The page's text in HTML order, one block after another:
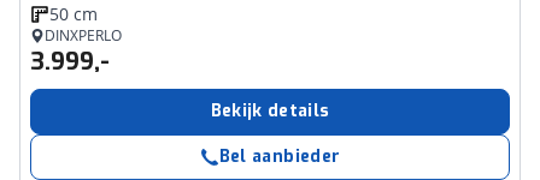
50 cm
DINXPERLO
3.999,-
Bekijk details
Bel aanbieder